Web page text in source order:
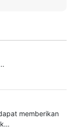
memberikan